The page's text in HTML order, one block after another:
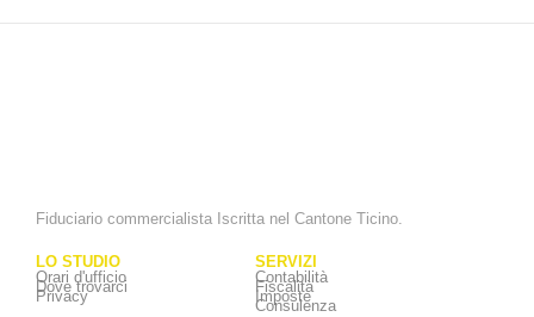
Fiduciario commercialista Iscritta nel Cantone Ticino.
LO STUDIO
Orari d'ufficio
Dove trovarci
Privacy
SERVIZI
Contabilità
Fiscalità
Imposte
Consulenza